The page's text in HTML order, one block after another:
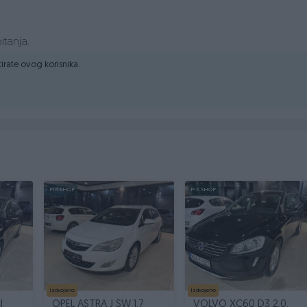
ovog korisnika.
PIK SHOP
Izdvojeno
OPEL ASTRA J SW 1.7
PIK SHOP
Izdvojeno
VOLVO XC60 D3 2.0,